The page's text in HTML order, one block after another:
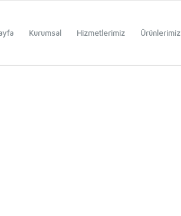
Kurumsal Hizmetlerimiz Ürünlerimiz